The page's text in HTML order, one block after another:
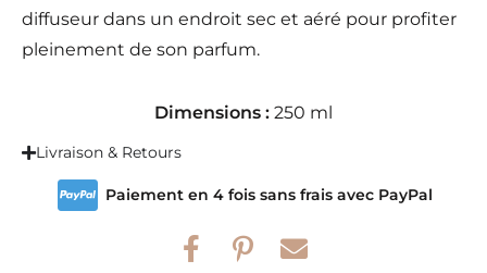
diffuseur dans un endroit sec et aéré pour profiter
pleinement de son parfum.
Dimensions : 250 ml
Livraison & Retours
Paiement en 4 fois sans frais avec PayPal